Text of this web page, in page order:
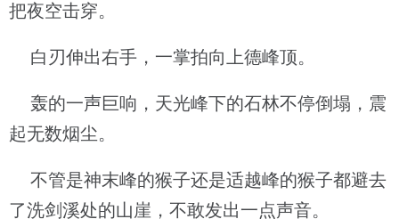
把夜空击穿。
白刃伸出右手，一掌拍向上德峰顶。
轰的一声巨响，天光峰下的石林不停倒塌，震
起无数烟尘。
不管是神末峰的猴子还是适越峰的猴子都避去
了洗剑溪处的山崖，不敢发出一点声音。